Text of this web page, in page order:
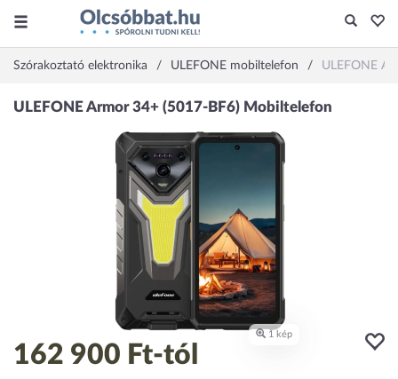
Szórakoztató elektronika ULEFONE mobiltelefon ULEFONE
162 900 Ft-tól